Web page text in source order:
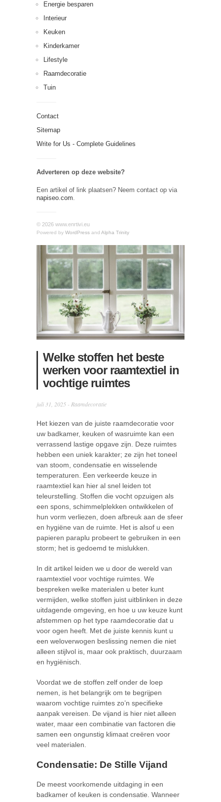
Energie besparen
Interieur
Keuken
Kinderkamer
Lifestyle
Raamdecoratie
Tuin
Contact
Sitemap
Write for Us - Complete Guidelines
Adverteren op deze website?
Een artikel of link plaatsen? Neem contact op via
napiseo.com.
© 2026 www.enrtivi.eu
Powered by WordPress and Alpha Trinity
Welke stoffen het beste
werken voor raamtextiel in
vochtige ruimtes
juli 31, 2025 - Raamdecoratie
Het kiezen van de juiste raamdecoratie voor
uw badkamer, keuken of wasruimte kan een
verrassend lastige opgave zijn. Deze ruimtes
hebben een uniek karakter; ze zijn het toneel
van stoom, condensatie en wisselende
temperaturen. Een verkeerde keuze in
raamtextiel kan hier al snel leiden tot
teleurstelling. Stoffen die vocht opzuigen als
een spons, schimmelplekken ontwikkelen of
hun vorm verliezen, doen afbreuk aan de sfeer
en hygiëne van de ruimte. Het is alsof u een
papieren paraplu probeert te gebruiken in een
storm; het is gedoemd te mislukken.
In dit artikel leiden we u door de wereld van
raamtextiel voor vochtige ruimtes. We
bespreken welke materialen u beter kunt
vermijden, welke stoffen juist uitblinken in deze
uitdagende omgeving, en hoe u uw keuze kunt
afstemmen op het type raamdecoratie dat u
voor ogen heeft. Met de juiste kennis kunt u
een weloverwogen beslissing nemen die niet
alleen stijlvol is, maar ook praktisch, duurzaam
en hygiënisch.
Voordat we de stoffen zelf onder de loep
nemen, is het belangrijk om te begrijpen
waarom vochtige ruimtes zo’n specifieke
aanpak vereisen. De vijand is hier niet alleen
water, maar een combinatie van factoren die
samen een ongunstig klimaat creëren voor
veel materialen.
Condensatie: De Stille Vijand
De meest voorkomende uitdaging in een
badkamer of keuken is condensatie. Wanneer